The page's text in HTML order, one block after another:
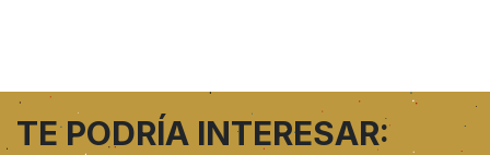
TE PODRÍA INTERESAR: